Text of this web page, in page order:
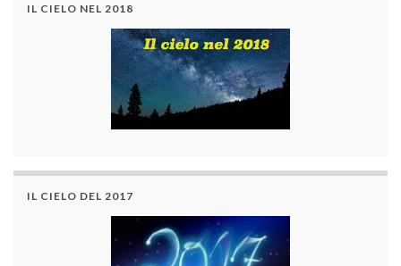
IL CIELO NEL 2018
IL CIELO DEL 2017